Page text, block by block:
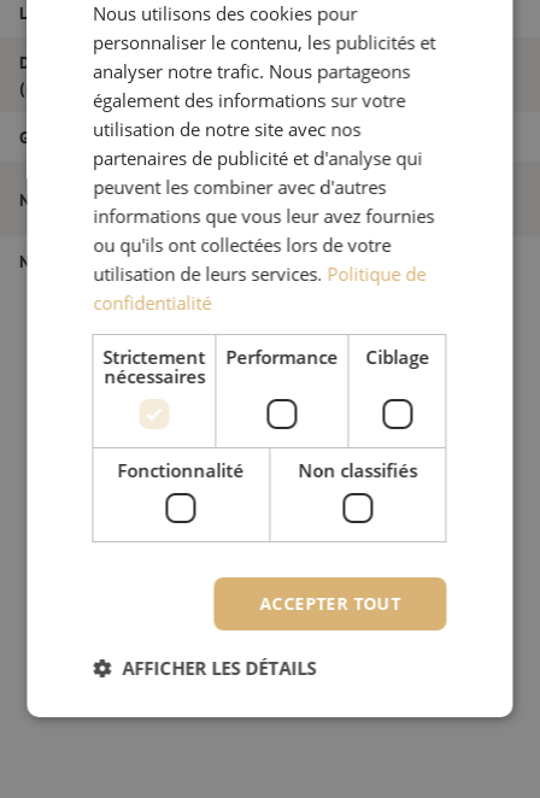
Longueur 37m
Diamètre extérieur
(mm)
1.8
Grade B
Nom de l'article
Jarretière optique duplex SM, LC/APC-
LC/PC, 1.8mm, 37m
Numéro d'article
Nous utilisons des cookies pour
personnaliser le contenu, les publicités et
analyser notre trafic. Nous partageons
également des informations sur votre
utilisation de notre site avec nos
partenaires de publicité et d'analyse qui
peuvent les combiner avec d'autres
informations que vous leur avez fournies
ou qu'ils ont collectées lors de votre
utilisation de leurs services. Politique de
confidentialité
Strictement
nécessaires
Performance Ciblage
Fonctionnalité Non classifiés
ACCEPTER TOUT
AFFICHER LES DÉTAILS